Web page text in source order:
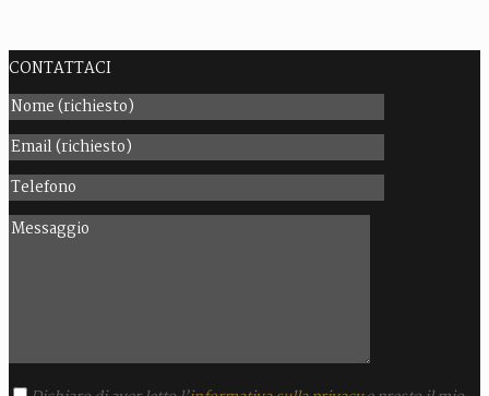
CONTATTACI